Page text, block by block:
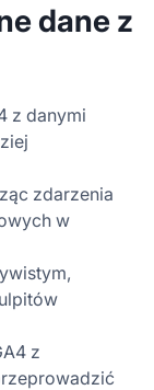
dane z
z danymi
zdarzenia
w
z